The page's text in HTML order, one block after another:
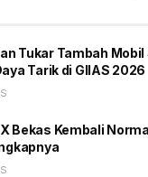
Tukar Tambah Mobil
Tarik di GIIAS 2026
Bekas Kembali